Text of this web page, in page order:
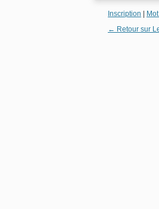
Inscription
← Retour sur